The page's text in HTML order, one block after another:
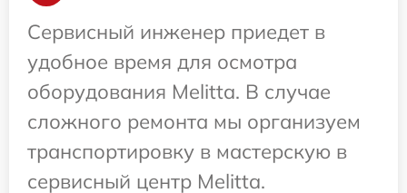
Сервисный инженер приедет в
удобное время для осмотра
оборудования Melitta. В случае
сложного ремонта мы организуем
транспортировку в мастерскую в
сервисный центр Melitta.